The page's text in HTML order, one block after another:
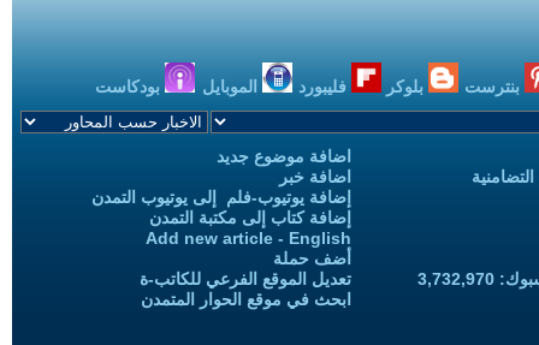
بنترست بلوكر فليبورد الموبايل بودكاست
اضافة موضوع جديد
اضافة خبر
إضافة يوتيوب-فلم إلى يوتيوب التمدن
إضافة كتاب إلى مكتبة التمدن
Add new article - English
أضف حملة
تعديل الموقع الفرعي للكاتب-ة
ابحث في موقع الحوار المتمدن